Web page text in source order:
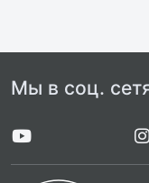
Мы в соц.